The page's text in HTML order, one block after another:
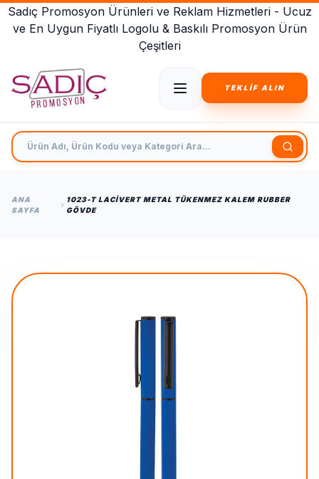
Sadıç Promosyon Ürünleri ve Reklam Hizmetleri - Ucuz
ve En Uygun Fiyatlı Logolu & Baskılı Promosyon Ürün
Çeşitleri
TEKLİF ALIN
Ürün Adı, Ürün Kodu veya Kategori Ara
ANA
SAYFA
1023-T LACIVERT METAL TÜKENMEZ KALEM RUBBER
GÖVDE